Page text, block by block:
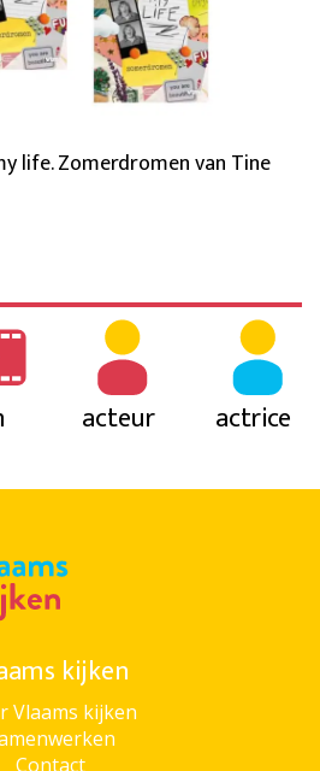
life. Zomerdromen van Tine
acteur actrice
kijken
Vlaams kijken
Contact